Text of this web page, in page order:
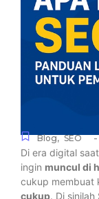
Blog, SEO -
Di era digital
ingin muncul di
cukup membuat
cukup. Di sinilah